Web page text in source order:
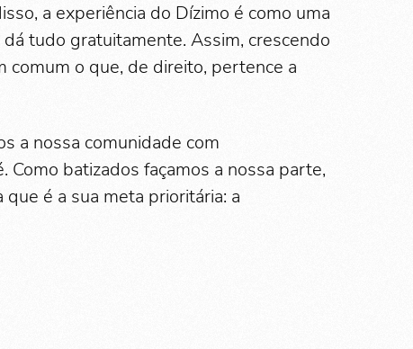
a experiência do Dízimo é como uma
tudo gratuitamente. Assim, crescendo
comum o que, de direito, pertence a
a nossa comunidade com
batizados façamos a nossa parte,
é a sua meta prioritária: a